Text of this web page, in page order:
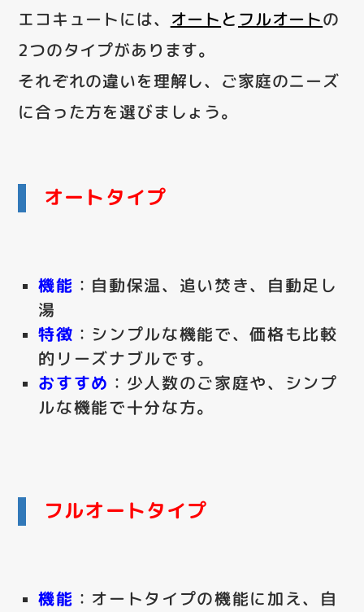
エコキュートには、 オート と フルオートの
2つのタイプがあります。
それぞれの違いを理解し、ご家庭のニーズ
に合った方を選びましょう。
オートタイプ
機能 ：自動保温、追い焚き、自動足し
湯
特徴 ：シンプルな機能で、価格も比較
的リーズナブルです。
おすすめ ：少人数のご家庭や、シンプ
ルな機能で十分な方。
フルオートタイプ
機能 ：オートタイプの機能に加え、自